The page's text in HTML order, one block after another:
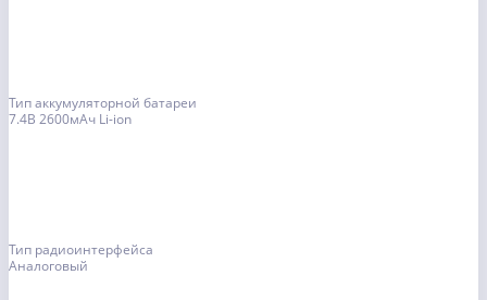
Тип аккумуляторной батареи
7.4В 2600мАч Li-ion
Тип радиоинтерфейса
Аналоговый